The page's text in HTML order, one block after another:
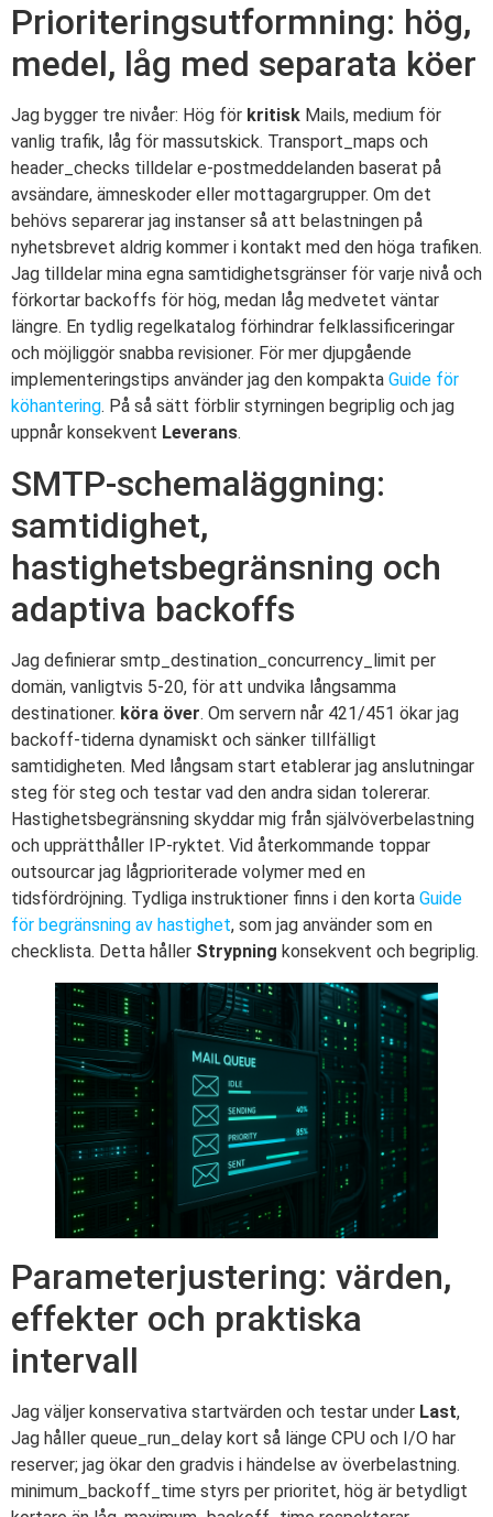
Prioriteringsutformning: hög,
medel, låg med separata köer
Jag bygger tre nivåer: Hög för kritisk Mails, medium för
vanlig trafik, låg för massutskick. Transport_maps och
header_checks tilldelar e-postmeddelanden baserat på
avsändare, ämneskoder eller mottagargrupper. Om det
behövs separerar jag instanser så att belastningen på
nyhetsbrevet aldrig kommer i kontakt med den höga trafiken.
Jag tilldelar mina egna samtidighetsgränser för varje nivå och
förkortar backoffs för hög, medan låg medvetet väntar
längre. En tydlig regelkatalog förhindrar felklassificeringar
och möjliggör snabba revisioner. För mer djupgående
implementeringstips använder jag den kompakta Guide för
köhantering. På så sätt förblir styrningen begriplig och jag
uppnår konsekvent Leverans.
SMTP-schemaläggning:
samtidighet,
hastighetsbegränsning och
adaptiva backoffs
Jag definierar smtp_destination_concurrency_limit per
domän, vanligtvis 5-20, för att undvika långsamma
destinationer. köra över. Om servern når 421/451 ökar jag
backoff-tiderna dynamiskt och sänker tillfälligt
samtidigheten. Med långsam start etablerar jag anslutningar
steg för steg och testar vad den andra sidan tolererar.
Hastighetsbegränsning skyddar mig från självöverbelastning
och upprätthåller IP-ryktet. Vid återkommande toppar
outsourcar jag lågprioriterade volymer med en
tidsfördröjning. Tydliga instruktioner finns i den korta Guide
för begränsning av hastighet, som jag använder som en
checklista. Detta håller Strypning konsekvent och begriplig.
Parameterjustering: värden,
effekter och praktiska
intervall
Jag väljer konservativa startvärden och testar under Last,
Jag håller queue_run_delay kort så länge CPU och I/O har
reserver; jag ökar den gradvis i händelse av överbelastning.
minimum_backoff_time styrs per prioritet, hög är betydligt